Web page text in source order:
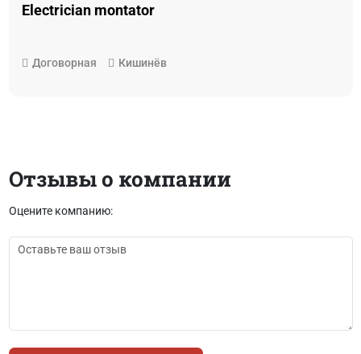
Electrician montator
Договорная Кишинёв
Отзывы о компании
Оцените компанию: